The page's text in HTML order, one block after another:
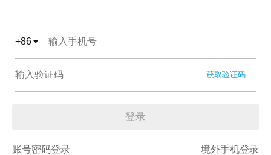
+86
获取验证码
登录
账号密码登录 境外手机登录